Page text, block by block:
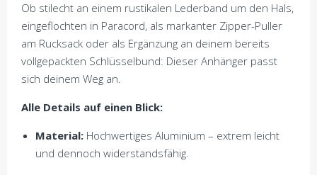
Ob stilecht an einem rustikalen Lederband um den Hals,
eingeflochten in Paracord, als markanter Zipper-Puller
am Rucksack oder als Ergänzung an deinem bereits
vollgepackten Schlüsselbund: Dieser Anhänger passt
sich deinem Weg an.
Alle Details auf einen Blick:
Material: Hochwertiges Aluminium – extrem leicht
und dennoch widerstandsfähig.